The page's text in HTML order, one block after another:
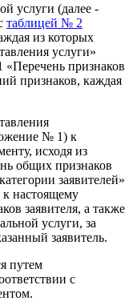
услуги (далее -
таблицей № 2
из которых
услуги»
признаков
признаков, каждая
№ 1) к
исходя из
общих признаков
заявителей»
настоящему
заявителя, а также
услуги, за
заявитель.
путем
с